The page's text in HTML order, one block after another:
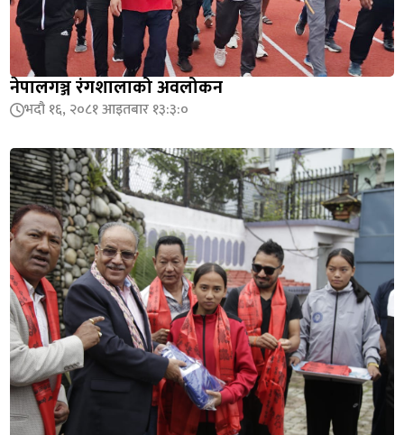
नेपालगञ्ज रंगशालाको अवलोकन
भदौ १६, २०८१ आइतबार १३:३:०